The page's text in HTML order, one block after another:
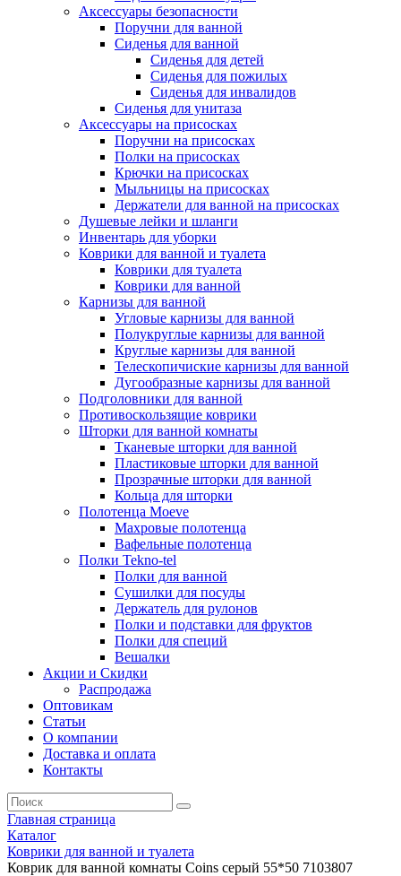
Аксессуары безопасности
Поручни для ванной
Сиденья для ванной
Сиденья для детей
Сиденья для пожилых
Сиденья для инвалидов
Сиденья для унитаза
Аксессуары на присосках
Поручни на присосках
Полки на присосках
Крючки на присосках
Мыльницы на присосках
Держатели для ванной на присосках
Душевые лейки и шланги
Инвентарь для уборки
Коврики для ванной и туалета
Коврики для туалета
Коврики для ванной
Карнизы для ванной
Угловые карнизы для ванной
Полукруглые карнизы для ванной
Круглые карнизы для ванной
Телескопичиские карнизы для ванной
Дугообразные карнизы для ванной
Подголовники для ванной
Противоскользящие коврики
Шторки для ванной комнаты
Тканевые шторки для ванной
Пластиковые шторки для ванной
Прозрачные шторки для ванной
Кольца для шторки
Полотенца Moeve
Махровые полотенца
Вафельные полотенца
Полки Tekno-tel
Полки для ванной
Сушилки для посуды
Держатель для рулонов
Полки и подставки для фруктов
Полки для специй
Вешалки
Акции и Скидки
Распродажа
Оптовикам
Статьи
О компании
Доставка и оплата
Контакты
Главная страница
Каталог
Коврики для ванной и туалета
Коврик для ванной комнаты Coins серый 55*50 7103807